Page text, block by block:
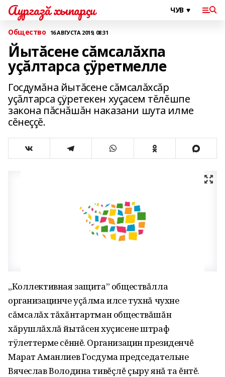
Аургазă хыпарçи
Общество 16 АВГУСТА 2019, 08:31
Йытăсене сăмсалăхпа
уçăлтарса çÿретмелле
Госдумăна йытăсене сăмсалăхсăр
уçăлтарса çÿретекен хуçасем тĕлĕшпе
закона пăснăшăн наказани шута илме
сĕнеççĕ.
„Коллективная защита” обществăлла
организацинче уçăлма илсе тухнă чухне
сăмсалăх тăхăнтартман обществăшăн
хăрушлăхлă йытăсен хуçисене штраф
тÿлеттерме сĕннĕ. Организацин президенчĕ
Марат Аманлиев Госдума председательне
Вячеслав Володина тивĕçлĕ çыру янă та ĕнтĕ.